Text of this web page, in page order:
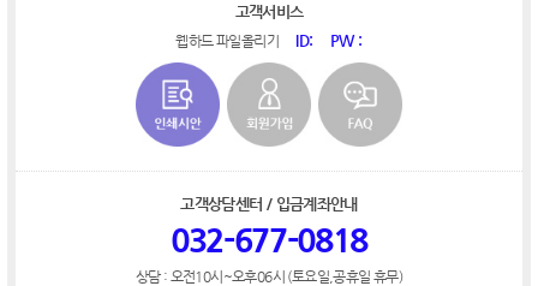
고객서비스
웹하드 파일올리기 ID: PW :
고객상담센터 / 입금계좌안내
032-677-0818
상담 : 오전10시~오후06시 (토요일,공휴일 휴무)